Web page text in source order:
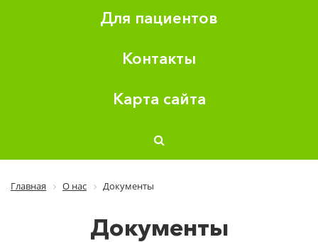
Для пациентов
Контакты
Карта сайта
Главная О нас Документы
Документы